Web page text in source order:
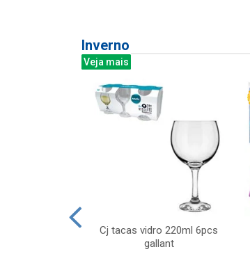
Inverno
Veja mais
Cj tacas vidro 220ml 6pcs
gallant